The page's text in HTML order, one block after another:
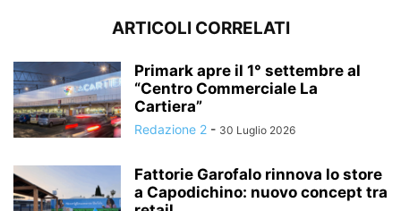
ARTICOLI CORRELATI
Primark apre il 1° settembre al
“Centro Commerciale La
Cartiera”
Redazione 2 - 30 Luglio 2026
Fattorie Garofalo rinnova lo store
a Capodichino: nuovo concept tra